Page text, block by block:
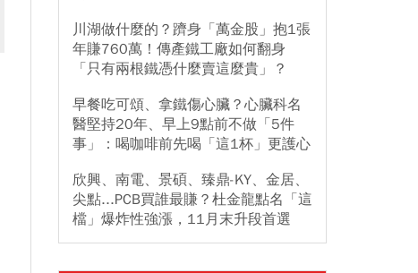
川湖做什麼的？躋身「萬金股」抱1張
年賺760萬！傳產鐵工廠如何翻身
「只有兩根鐵憑什麼賣這麼貴」？
早餐吃可頌、拿鐵傷心臟？心臟科名
醫堅持20年、早上9點前不做「5件
事」：喝咖啡前先喝「這1杯」更護心
欣興、南電、景碩、臻鼎-KY、金居、
尖點...PCB買誰最賺？杜金龍點名「這
檔」爆炸性強漲，11月末升段首選